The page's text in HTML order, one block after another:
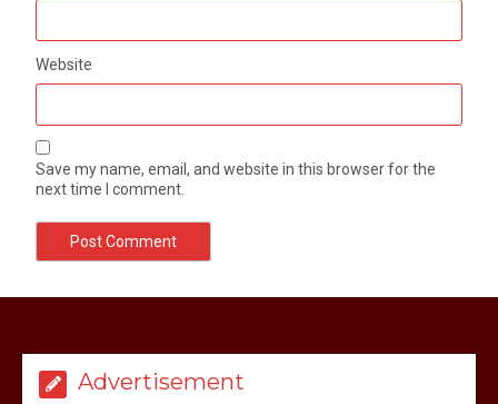
Website
Save my name, email, and website in this browser for the
next time I comment.
Advertisement
उठाकर खाते कुत्ते का वीडियो इंटरनेट पर जमकर
हो रहा वायरल